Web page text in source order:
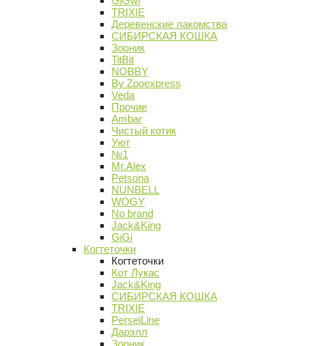
TRIXIE
Деревенские лакомства
СИБИРСКАЯ КОШКА
Зооник
TitBit
NOBBY
By Zooexpress
Veda
Прочие
Ambar
Чистый котик
Уют
№1
Mr.Alex
Petsona
NUNBELL
WOGY
No brand
Jack&King
GiGi
Когтеточки
Когтеточки
Кот Лукас
Jack&King
СИБИРСКАЯ КОШКА
TRIXIE
PerseiLine
Дарэлл
Зооник